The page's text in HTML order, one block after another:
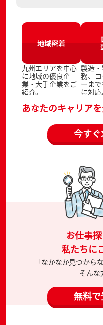
地域密着
九州エリアを中心
に地域の優良企
業・大手企業をご
紹介。
製造
務、
ーま
に対応
あなたのキャリア
今す
お仕事探
私たちに
「なかなか見つから
そんな
無料